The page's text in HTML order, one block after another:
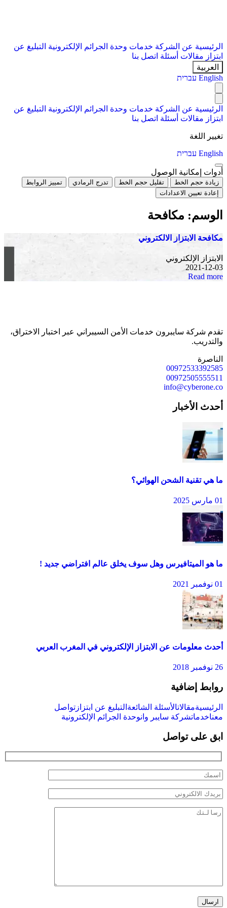
الرئيسية عن الشركة خدمات وحدة الجرائم الإلكترونية التبليغ عن
ابتزاز مقالات أسئلة اتصل بنا
العربية
English עברית
الرئيسية عن الشركة خدمات وحدة الجرائم الإلكترونية التبليغ عن
ابتزاز مقالات أسئلة اتصل بنا
تغيير اللغة
English עברית
أدوات إمكانية الوصول
زيادة حجم الخط تقليل حجم الخط تدرج الرمادي
تمييز الروابط
إعادة تعيين الاعدادات
الوسم: مكافحة
مكافحة الابتزاز الالكتروني
الابتزاز الإلكتروني
2021-12-03
Read more
تقدم شركة سايبرون خدمات الأمن السيبراني عبر اختبار الاختراق،
والتدريب.
الناصرة
00972533392585
00972505555511
info@cyberone.co
أحدث الأخبار
ما هي تقنية الشحن الهوائي؟
01 مارس 2025
ما هو الميتافيرس وهل سوف يخلق عالم افتراضي جديد !
01 نوفمبر 2021
أحدث معلومات عن الابتزاز الإلكتروني في المغرب العربي
26 نوفمبر 2018
روابط إضافية
الرئيسيةمقالاتالأسئلة الشائعة التبليغ عن ابتزاز تواصل
معناخدماتشركة سايبر وانوحدة الجرائم الإلكترونية
ابق على تواصل